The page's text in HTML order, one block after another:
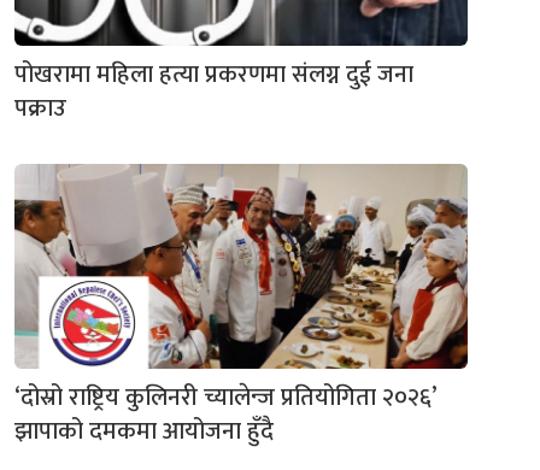
पोखरामा महिला हत्या प्रकरणमा संलग्न दुई जना
पक्राउ
‘दोस्रो राष्ट्रिय कुलिनरी च्यालेन्ज प्रतियोगिता २०२६’
झापाको दमकमा आयोजना हुँदै